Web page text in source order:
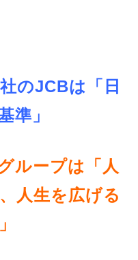
のJCBは「日
準」
ループは「人
人生を広げる